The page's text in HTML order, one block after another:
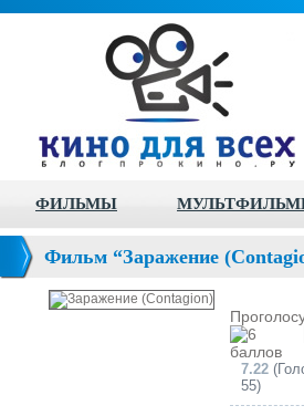
ФИЛЬМЫ
Фильм “Заражение
7.22
55)